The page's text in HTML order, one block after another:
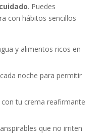
. Puedes
con hábitos sencillos
y alimentos ricos en
noche para permitir
tu crema reafirmante
que no irriten